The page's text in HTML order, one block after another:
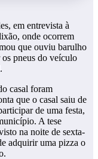
em entrevista à
onde ocorrem
que ouviu barulho
pneus do veículo
casal foram
que o casal saiu de
de uma festa,
A tese
na noite de sexta-
adquirir uma pizza o